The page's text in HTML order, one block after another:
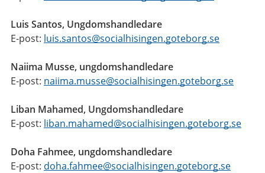
Luis Santos, Ungdomshandledare
E-post: luis.santos@socialhisingen.goteborg.se
Naiima Musse, ungdomshandledare
E-post: naiima.musse@socialhisingen.goteborg.se
Liban Mahamed, Ungdomshandledare
E-post: liban.mahamed@socialhisingen.goteborg.se
Doha Fahmee, ungdomshandledare
E-post: doha.fahmee@socialhisingen.goteborg.se